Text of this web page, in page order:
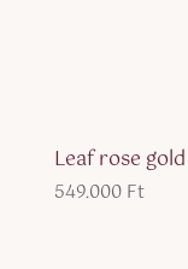
Leaf rose
549.000 Ft